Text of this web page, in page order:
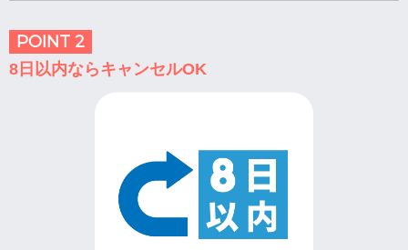
POINT 2
8日以内ならキャンセルOK